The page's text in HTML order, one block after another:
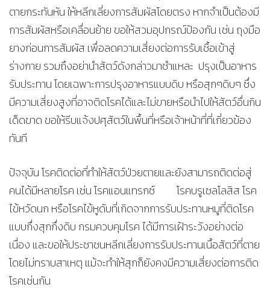
ตายกระทันหัน ให้หลีกเลี่ยงการสัมผัสโดยตรง หากจำเป็นต้องมี
การสัมผัสหรือเคลื่อนย้าย ขอให้สวมอุปกรณ์ป้องกัน เช่น ถุงมือ
ยางก่อนการสัมผัส เพื่อลดความเสี่ยงต่อการรับเชื้อเข้าสู่
ร่างกาย รวมถึงอย่านำสัตว์ดังกล่าวมาชำแหละ ปรุงเป็นอาหาร
รับประทาน โดยเฉพาะการปรุงอาหารแบบดิบ หรือสุกๆดิบๆ ซึ่ง
มีความเสี่ยงสูงที่อาจติดโรคได้และไม่ขายหรือนำไปให้สัตว์อื่นกิน
เด็ดขาด ขอให้รีบแจ้งปศุสัตว์ในพื้นที่หรือเจ้าหน้าที่ที่เกี่ยวข้อง
ทันที
ปัจจุบัน โรคติดต่อที่ทำให้สัตว์ป่วยตายและยังสามารถติดต่อสู่
คนได้มีหลายโรค เช่น โรคแอนแทรกซ์ โรคบรูเซลโลสิส โรค
ไข้หวัดนก หรือโรคไข้หูดับที่เกิดจากการรับประทานหมูที่ติดโรค
แบบกึ่งสุกกึ่งดิบ กรมควบคุมโรค ได้มีการเฝ้าระวังอย่างต่อ
เนื่อง และขอให้ประชาชนหลีกเลี่ยงการรับประทานเนื้อสัตว์ที่ตาย
โดยไม่ทราบสาเหตุ แม้จะทำให้สุกก็ยังคงมีความเสี่ยงต่อการติด
โรคเช่นกัน